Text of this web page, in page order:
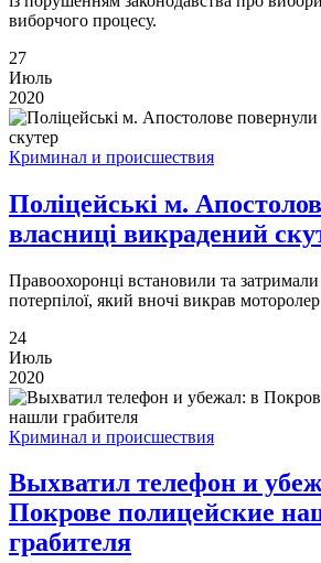
виборчого процесу.
27
Июль
2020
Криминал и происшествия
Поліцейські м.
власниці викрадений
Правоохоронці встановили та затримали
потерпілої, який вночі викрав
24
Июль
2020
Криминал и происшествия
Выхватил телефон и
Покрове полицейские
грабителя